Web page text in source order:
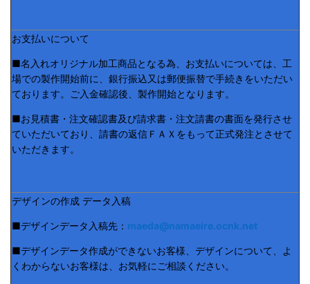
お支払いについて
■名入れオリジナル加工商品となる為、お支払いについては、工
場での製作開始前に、銀行振込又は郵便振替で手続きをいただい
ております。ご入金確認後、製作開始となります。
■お見積書・注文確認書及び請求書・注文請書の書面を発行させ
ていただいており、請書の返信ＦＡＸをもって正式発注とさせて
いただきます。
デザインの作成 データ入稿
■デザインデータ入稿先： maeda@namaeire.ocnk.net
■デザインデータ作成ができないお客様、デザインについて、よ
くわからないお客様は、お気軽にご相談ください。